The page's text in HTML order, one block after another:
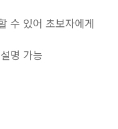
수 있어 초보자에게
명 가능